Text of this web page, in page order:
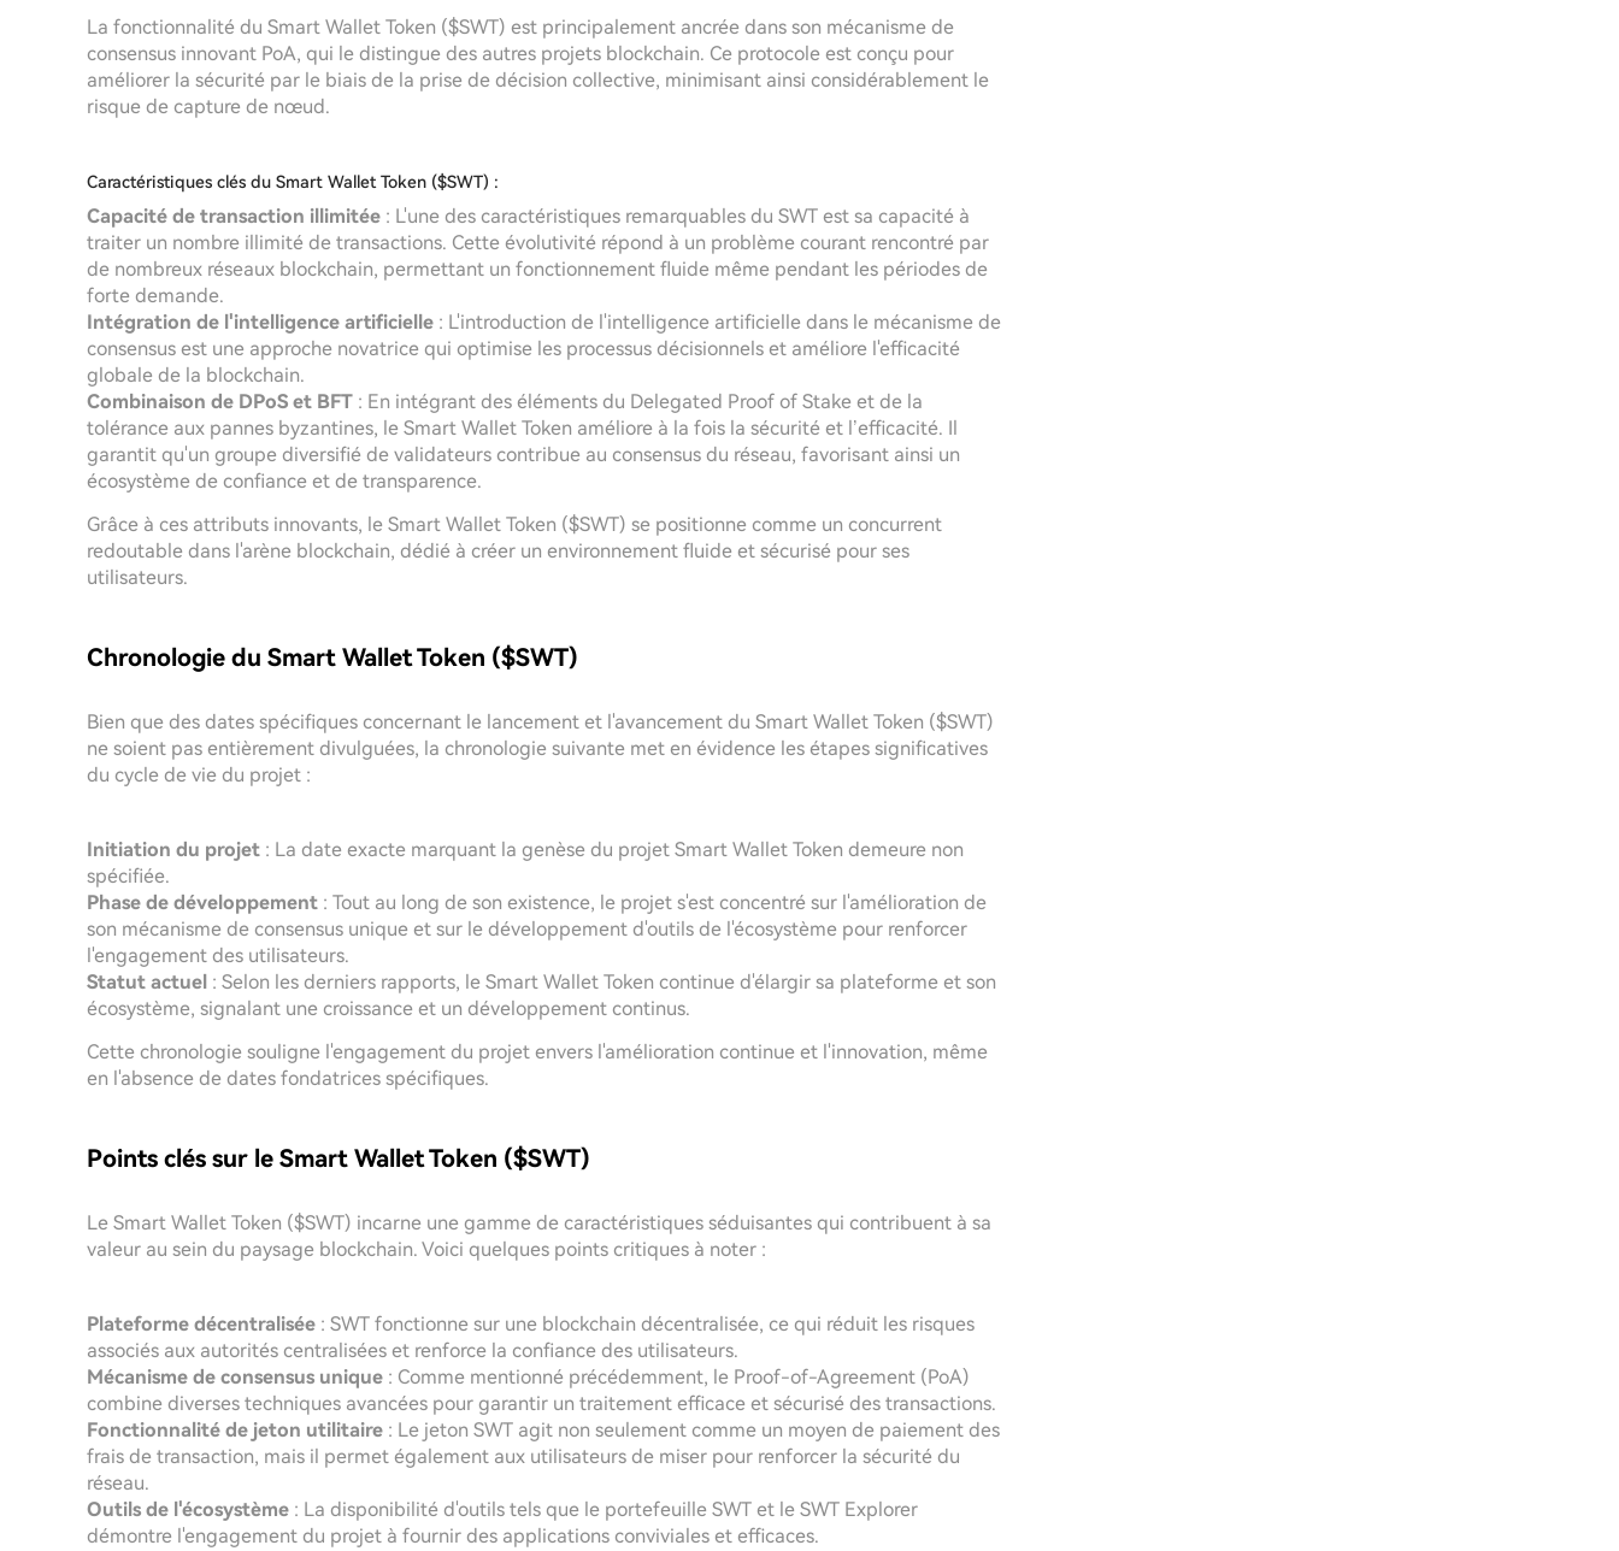
La fonctionnalité du Smart Wallet Token ($SWT) est principalement ancrée dans son mécanisme de
consensus innovant PoA, qui le distingue des autres projets blockchain. Ce protocole est conçu pour
améliorer la sécurité par le biais de la prise de décision collective, minimisant ainsi considérablement le
risque de capture de nœud.
Caractéristiques clés du Smart Wallet Token ($SWT) :
Capacité de transaction illimitée : L'une des caractéristiques remarquables du SWT est sa capacité à
traiter un nombre illimité de transactions. Cette évolutivité répond à un problème courant rencontré par
de nombreux réseaux blockchain, permettant un fonctionnement fluide même pendant les périodes de
forte demande.
Intégration de l'intelligence artificielle : L'introduction de l'intelligence artificielle dans le mécanisme de
consensus est une approche novatrice qui optimise les processus décisionnels et améliore l'efficacité
globale de la blockchain.
Combinaison de DPoS et BFT : En intégrant des éléments du Delegated Proof of Stake et de la
tolérance aux pannes byzantines, le Smart Wallet Token améliore à la fois la sécurité et l’efficacité. Il
garantit qu'un groupe diversifié de validateurs contribue au consensus du réseau, favorisant ainsi un
écosystème de confiance et de transparence.
Grâce à ces attributs innovants, le Smart Wallet Token ($SWT) se positionne comme un concurrent
redoutable dans l'arène blockchain, dédié à créer un environnement fluide et sécurisé pour ses
utilisateurs.
Chronologie du Smart Wallet Token ($SWT)
Bien que des dates spécifiques concernant le lancement et l'avancement du Smart Wallet Token ($SWT)
ne soient pas entièrement divulguées, la chronologie suivante met en évidence les étapes significatives
du cycle de vie du projet :
Initiation du projet : La date exacte marquant la genèse du projet Smart Wallet Token demeure non
spécifiée.
Phase de développement : Tout au long de son existence, le projet s'est concentré sur l'amélioration de
son mécanisme de consensus unique et sur le développement d'outils de l'écosystème pour renforcer
l'engagement des utilisateurs.
Statut actuel : Selon les derniers rapports, le Smart Wallet Token continue d'élargir sa plateforme et son
écosystème, signalant une croissance et un développement continus.
Cette chronologie souligne l'engagement du projet envers l'amélioration continue et l'innovation, même
en l'absence de dates fondatrices spécifiques.
Points clés sur le Smart Wallet Token ($SWT)
Le Smart Wallet Token ($SWT) incarne une gamme de caractéristiques séduisantes qui contribuent à sa
valeur au sein du paysage blockchain. Voici quelques points critiques à noter :
Plateforme décentralisée : SWT fonctionne sur une blockchain décentralisée, ce qui réduit les risques
associés aux autorités centralisées et renforce la confiance des utilisateurs.
Mécanisme de consensus unique : Comme mentionné précédemment, le Proof-of-Agreement (PoA)
combine diverses techniques avancées pour garantir un traitement efficace et sécurisé des transactions.
Fonctionnalité de jeton utilitaire : Le jeton SWT agit non seulement comme un moyen de paiement des
frais de transaction, mais il permet également aux utilisateurs de miser pour renforcer la sécurité du
réseau.
Outils de l'écosystème : La disponibilité d'outils tels que le portefeuille SWT et le SWT Explorer
démontre l'engagement du projet à fournir des applications conviviales et efficaces.